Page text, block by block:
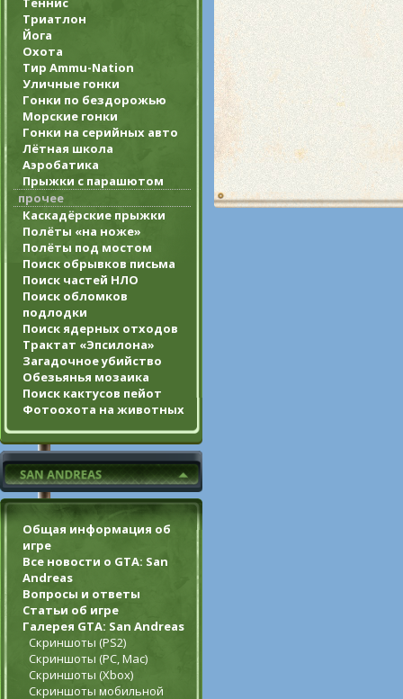
Триатлон
Йога
Охота
Тир Ammu-Nation
Уличные гонки
Гонки по бездорожью
Морские гонки
Гонки на серийных авто
Лётная школа
Аэробатика
Прыжки с парашютом
прочее
Каскадёрские прыжки
Полёты «на ноже»
Полёты под мостом
Поиск обрывков письма
Поиск частей НЛО
Поиск обломков
подлодки
Поиск ядерных отходов
Трактат «Эпсилона»
Загадочное убийство
Обезьянья мозаика
Поиск кактусов пейот
Фотоохота на животных
Общая информация об
игре
Все новости о GTA: San
Andreas
Вопросы и ответы
Статьи об игре
Галерея GTA: San Andreas
Скриншоты (PS2)
Скриншоты (PC, Mac)
Скриншоты (Xbox)
Скриншоты мобильной